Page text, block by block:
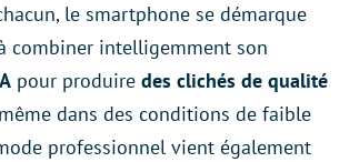
le smartphone se démarque
combiner intelligemment son
pour produire des clichés de qualité
dans des conditions de faible
professionnel vient également